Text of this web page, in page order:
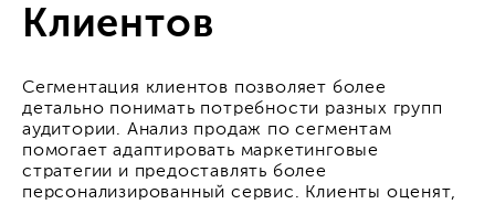
Клиентов
Сегментация клиентов позволяет более
детально понимать потребности разных групп
аудитории. Анализ продаж по сегментам
помогает адаптировать маркетинговые
стратегии и предоставлять более
персонализированный сервис. Клиенты оценят,